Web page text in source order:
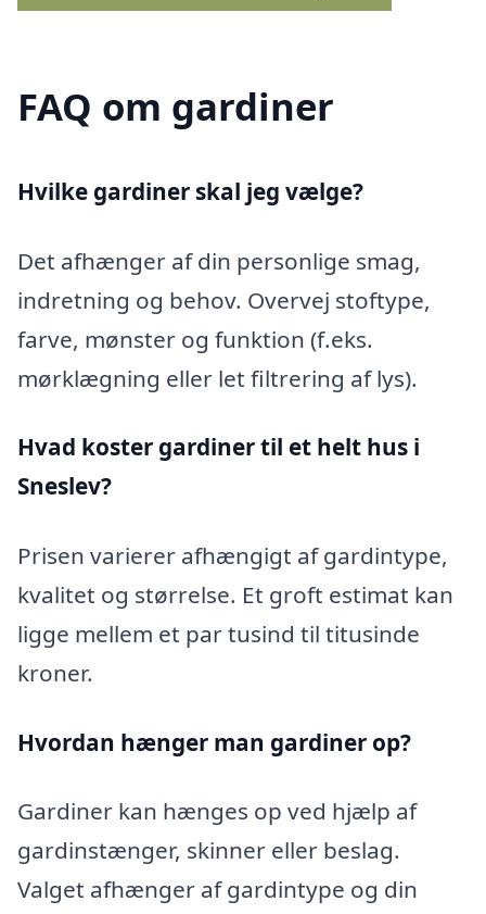
FAQ om gardiner
Hvilke gardiner skal jeg vælge?
Det afhænger af din personlige smag,
indretning og behov. Overvej stoftype,
farve, mønster og funktion (f.eks.
mørklægning eller let filtrering af lys).
Hvad koster gardiner til et helt hus i
Sneslev?
Prisen varierer afhængigt af gardintype,
kvalitet og størrelse. Et groft estimat kan
ligge mellem et par tusind til titusinde
kroner.
Hvordan hænger man gardiner op?
Gardiner kan hænges op ved hjælp af
gardinstænger, skinner eller beslag.
Valget afhænger af gardintype og din